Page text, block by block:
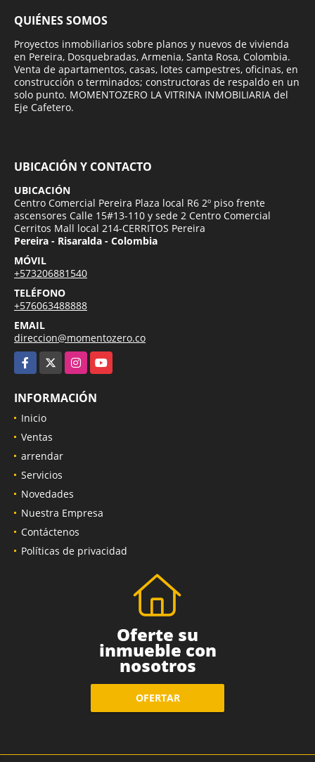
QUIÉNES SOMOS
Proyectos inmobiliarios sobre planos y nuevos de vivienda
en Pereira, Dosquebradas, Armenia, Santa Rosa, Colombia.
Venta de apartamentos, casas, lotes campestres, oficinas, en
construcción o terminados; constructoras de respaldo en un
solo punto. MOMENTOZERO LA VITRINA INMOBILIARIA del
Eje Cafetero.
UBICACIÓN Y CONTACTO
UBICACIÓN
Centro Comercial Pereira Plaza local R6 2º piso frente
ascensores Calle 15#13-110 y sede 2 Centro Comercial
Cerritos Mall local 214-CERRITOS Pereira
Pereira - Risaralda - Colombia
MÓVIL
+573206881540
TELÉFONO
+576063488888
EMAIL
direccion@momentozero.co
Facebook
InstagramYouTube
INFORMACIÓN
Inicio
Ventas
arrendar
Servicios
Novedades
Nuestra Empresa
Contáctenos
Políticas de privacidad
Oferte su
inmueble con
nosotros
OFERTAR